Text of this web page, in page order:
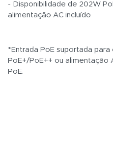
- Disponibilidade de 202W
alimentação AC incluído
*Entrada PoE suportada
PoE+/PoE++ ou alimentação
PoE.